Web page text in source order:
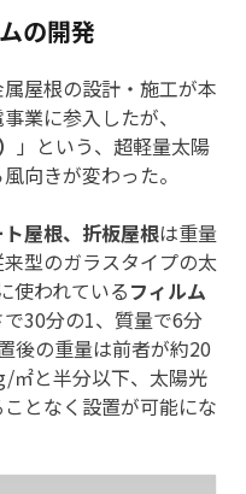
の開発
屋根の設計・施工が本
業に参入したが、
」という、超軽量太陽
向きが変わった。
屋根、折板屋根は重量
型のガラスタイプの太
使われているフィルム
30分の1、質量で6分
後の重量は前者が約20
㎡と半分以下、太陽光
となく設置が可能にな